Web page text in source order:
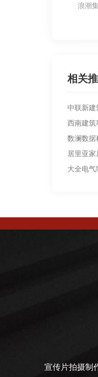
浪潮
相关
中联新
西南建
数澜数
居里亚
大全电
宣传片拍摄制